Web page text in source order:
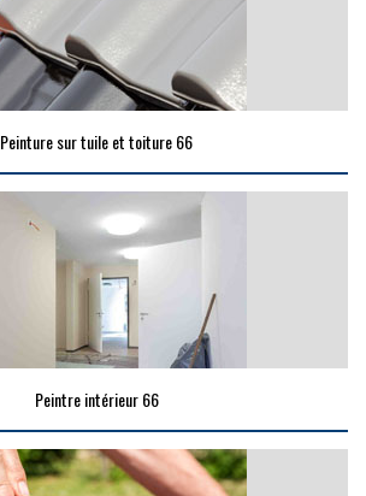
Peinture sur tuile et toiture 66
Peintre intérieur 66